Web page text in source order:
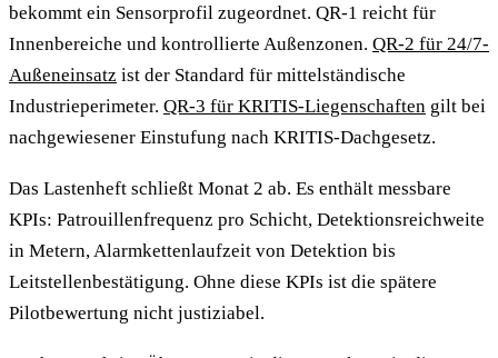
bekommt ein Sensorprofil zugeordnet. QR-1 reicht für
Innenbereiche und kontrollierte Außenzonen. QR-2 für 24/7-
Außeneinsatz ist der Standard für mittelständische
Industrieperimeter. QR-3 für KRITIS-Liegenschaften gilt bei
nachgewiesener Einstufung nach KRITIS-Dachgesetz.
Das Lastenheft schließt Monat 2 ab. Es enthält messbare
KPIs: Patrouillenfrequenz pro Schicht, Detektionsreichweite
in Metern, Alarmkettenlaufzeit von Detektion bis
Leitstellenbestätigung. Ohne diese KPIs ist die spätere
Pilotbewertung nicht justiziabel.